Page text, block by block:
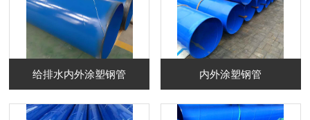
给排水内外涂塑钢管 内外涂塑钢管